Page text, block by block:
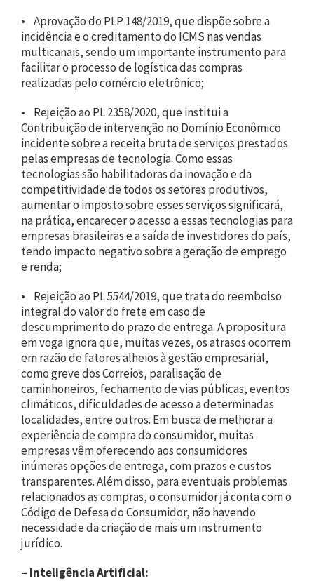
• Aprovação do PLP 148/2019, que dispõe sobre a
incidência e o creditamento do ICMS nas vendas
multicanais, sendo um importante instrumento para
facilitar o processo de logística das compras
realizadas pelo comércio eletrônico;
• Rejeição ao PL 2358/2020, que institui a
Contribuição de intervenção no Domínio Econômico
incidente sobre a receita bruta de serviços prestados
pelas empresas de tecnologia. Como essas
tecnologias são habilitadoras da inovação e da
competitividade de todos os setores produtivos,
aumentar o imposto sobre esses serviços significará,
na prática, encarecer o acesso a essas tecnologias para
empresas brasileiras e a saída de investidores do país,
tendo impacto negativo sobre a geração de emprego
e renda;
• Rejeição ao PL 5544/2019, que trata do reembolso
integral do valor do frete em caso de
descumprimento do prazo de entrega. A propositura
em voga ignora que, muitas vezes, os atrasos ocorrem
em razão de fatores alheios à gestão empresarial,
como greve dos Correios, paralisação de
caminhoneiros, fechamento de vias públicas, eventos
climáticos, dificuldades de acesso a determinadas
localidades, entre outros. Em busca de melhorar a
experiência de compra do consumidor, muitas
empresas vêm oferecendo aos consumidores
inúmeras opções de entrega, com prazos e custos
transparentes. Além disso, para eventuais problemas
relacionados as compras, o consumidor já conta com o
Código de Defesa do Consumidor, não havendo
necessidade da criação de mais um instrumento
jurídico.
– Inteligência Artificial: